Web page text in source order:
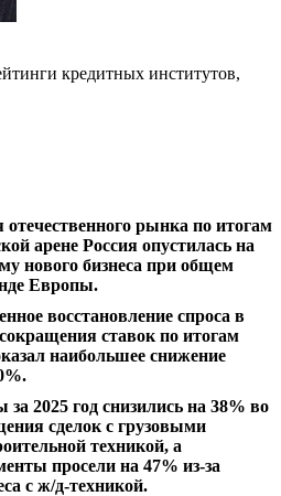
кредитных институтов,
отечественного рынка по итогам
арене Россия опустилась на
нового бизнеса при общем
Европы.
восстановление спроса в
ставок по итогам
наибольшее снижение
2025 год снизились на 38% во
сделок с грузовыми
техникой, а
просели на 47% из-за
с ж/д-техникой.